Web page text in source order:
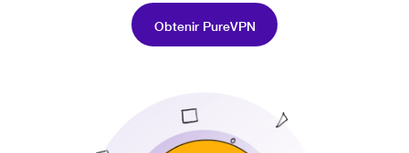
Obtenir PureVPN